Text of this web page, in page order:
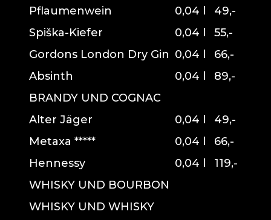
Pflaumenwein
0,04 l
49,-
Spiška-Kiefer
0,04 l
55,-
Gordons London Dry Gin 0,04 l
66,-
Absinth
0,04 l
89,-
BRANDY UND COGNAC
Alter Jäger
0,04 l
49,-
Metaxa *****
0,04 l
66,-
Hennessy
0,04 l
119,-
WHISKY UND BOURBON
WHISKY UND WHISKY